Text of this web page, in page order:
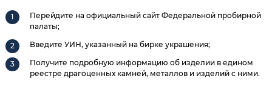
Перейдите на официальный сайт Федеральной пробирной
палаты;
Введите УИН, указанный на бирке украшения;
Получите подробную информацию об изделии в едином
реестре драгоценных камней, металлов и изделий с ними.